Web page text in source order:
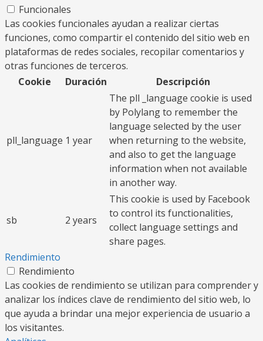
Funcionales
Las cookies funcionales ayudan a realizar ciertas
funciones, como compartir el contenido del sitio web en
plataformas de redes sociales, recopilar comentarios y
otras funciones de terceros.
Cookie
Duración Descripción
pll_language 1 year
The pll _language cookie is used
by Polylang to remember the
language selected by the user
when returning to the website,
and also to get the language
information when not available
in another way.
sb 2 years
This cookie is used by Facebook
to control its functionalities,
collect language settings and
share pages.
Rendimiento
Rendimiento
Las cookies de rendimiento se utilizan para comprender y
analizar los índices clave de rendimiento del sitio web, lo
que ayuda a brindar una mejor experiencia de usuario a
los visitantes.